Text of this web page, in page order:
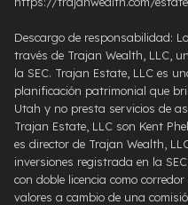
Descargo de responsabilidad:
través de Trajan Wealth, LLC,
la SEC. Trajan Estate, LLC es
planificación patrimonial que
Utah y no presta servicios de
Trajan Estate, LLC son Kent
es director de Trajan Wealth,
inversiones registrada en la
con doble licencia como
valores a cambio de una